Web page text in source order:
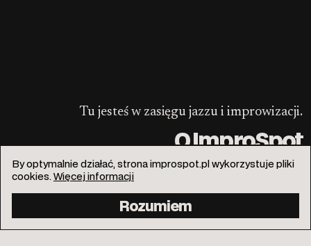
Tu jesteś w zasięgu jazzu i improwizacji.
O ImproSpot
info@improspot.pl
By optymalnie działać, strona improspot.pl wykorzystuje pliki
cookies.Więcej informacji
Rozumiem